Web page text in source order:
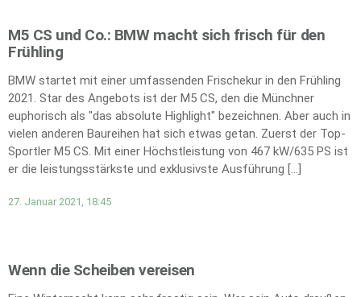
M5 CS und Co.: BMW macht sich frisch für den
Frühling
BMW startet mit einer umfassenden Frischekur in den Frühling
2021. Star des Angebots ist der M5 CS, den die Münchner
euphorisch als "das absolute Highlight" bezeichnen. Aber auch in
vielen anderen Baureihen hat sich etwas getan. Zuerst der Top-
Sportler M5 CS. Mit einer Höchstleistung von 467 kW/635 PS ist
er die leistungsstärkste und exklusivste Ausführung […]
27. Januar 2021, 18:45
Wenn die Scheiben vereisen